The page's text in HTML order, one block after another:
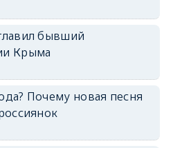
бывший
Крыма
Почему новая песня